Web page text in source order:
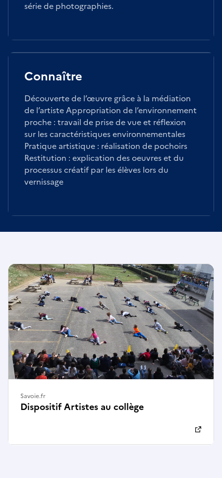
série de photographies.
Connaître
Découverte de l’œuvre grâce à la médiation
de l’artiste Appropriation de l’environnement
proche : travail de prise de vue et réflexion
sur les caractéristiques environnementales
Pratique artistique : réalisation de pochoirs
Restitution : explication des oeuvres et du
processus créatif par les élèves lors du
vernissage
Dispositif Artistes au collège
Savoie.fr